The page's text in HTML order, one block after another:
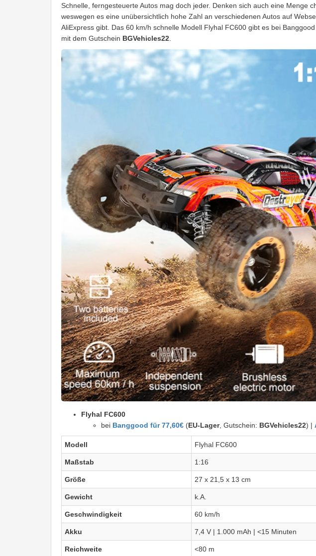
Schnelle, ferngesteuerte Autos mag doch jeder. Denken sich auch eine Menge
weswegen es eine unübersichtlich hohe Zahl an verschiedenen Autos auf
AliExpress gibt. Das 60 km/h schnelle Modell Flyhal FC600 gibt es bei
mit dem Gutschein BGVehicles22
Flyhal FC600
bei Banggood für 77,60€ (EU-Lager, Gutschein: BGVehicles22) |
Modell Flyhal FC600
Maßstab 1:16
Größe 27 x 21,5 x 13 cm
Gewicht k.A.
Geschwindigkeit 60 km/h
Akku 7,4 V | 1.000 mAh | <15 Minuten
Reichweite <80 m